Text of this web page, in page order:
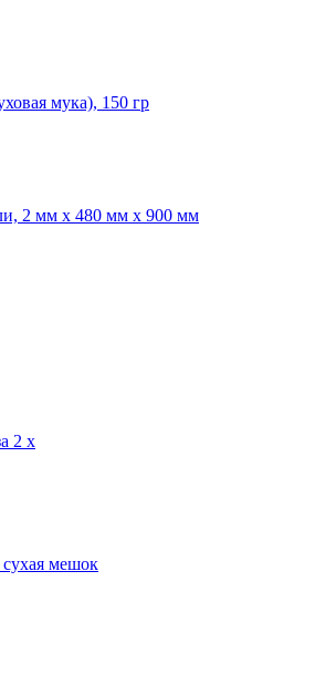
мука), 150 гр
2 мм х 480 мм х 900 мм
2 х
мешок